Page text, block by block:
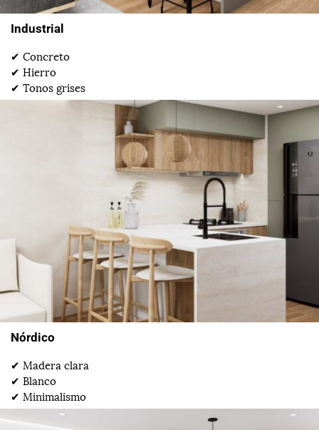
Industrial
✔ Concreto
✔ Hierro
✔ Tonos grises
Nórdico
✔ Madera clara
✔ Blanco
✔ Minimalismo